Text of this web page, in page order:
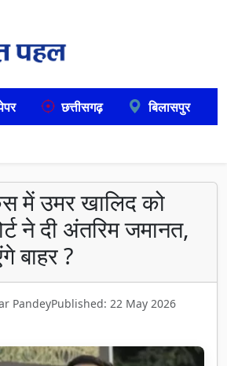
छत्तीसगढ़ बिलासपुर
में उमर खालिद को
ने दी अंतरिम जमानत,
बाहर ?
PandeyPublished: 22 May 2026